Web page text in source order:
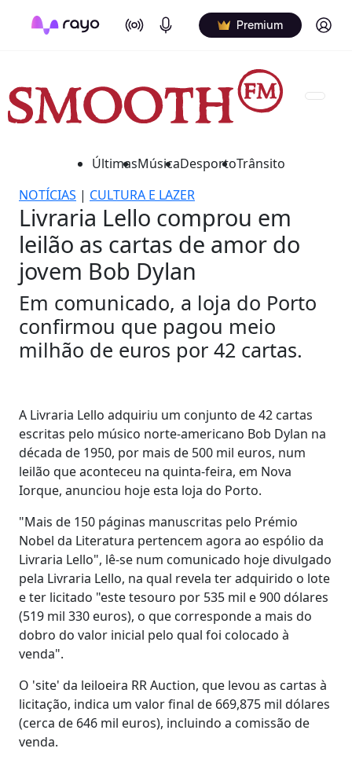
On Air Podcasts Premium Log in
ÚltimasMúsicaDesportoTrânsito
NOTÍCIAS | CULTURA E LAZER
Livraria Lello comprou em
leilão as cartas de amor do
jovem Bob Dylan
Em comunicado, a loja do Porto
confirmou que pagou meio
milhão de euros por 42 cartas.
A Livraria Lello adquiriu um conjunto de 42 cartas
escritas pelo músico norte-americano Bob Dylan na
década de 1950, por mais de 500 mil euros, num
leilão que aconteceu na quinta-feira, em Nova
Iorque, anunciou hoje esta loja do Porto.
"Mais de 150 páginas manuscritas pelo Prémio
Nobel da Literatura pertencem agora ao espólio da
Livraria Lello", lê-se num comunicado hoje divulgado
pela Livraria Lello, na qual revela ter adquirido o lote
e ter licitado "este tesouro por 535 mil e 900 dólares
(519 mil 330 euros), o que corresponde a mais do
dobro do valor inicial pelo qual foi colocado à
venda".
O 'site' da leiloeira RR Auction, que levou as cartas à
licitação, indica um valor final de 669,875 mil dólares
(cerca de 646 mil euros), incluindo a comissão de
venda.